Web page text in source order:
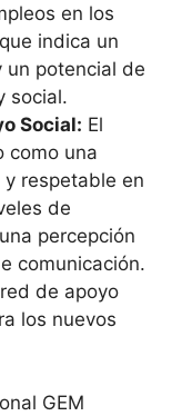
en los
indica un
un potencial de
social.
Social: El
como una
respetable en
de
percepción
comunicación.
de apoyo
los nuevos
GEM